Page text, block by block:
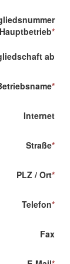
Hauptbetrieb*
ab
*
Internet
Straße*
PLZ / Ort*
Telefon*
Fax